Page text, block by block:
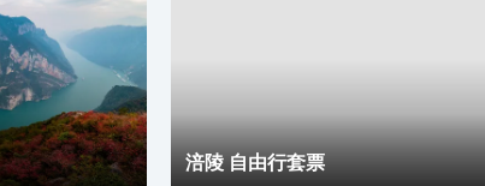
涪陵 自由行套票